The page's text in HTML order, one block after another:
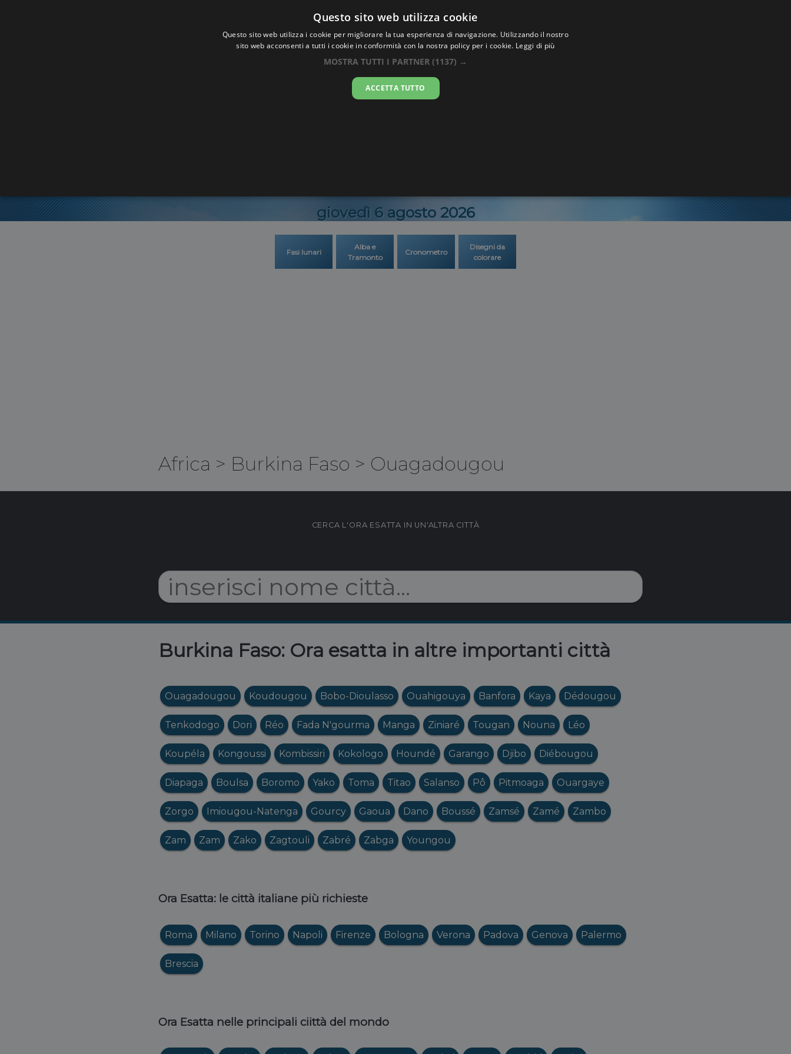
Oraesatta.co
Ora EsattaOuagadougou
giovedì 6 agosto 2026
Fasi lunari
Alba e
Tramonto
Cronometro
Disegni da
colorare
Africa > Burkina Faso > Ouagadougou
CERCA L'ORA ESATTA IN UN'ALTRA CITTÀ
Burkina Faso: Ora esatta in altre importanti città
Ouagadougou Koudougou Bobo-Dioulasso Ouahigouya Banfora Kaya Dédougou
Tenkodogo Dori Réo Fada N'gourma Manga Ziniaré Tougan Nouna Léo
Koupéla Kongoussi Kombissiri Kokologo Houndé Garango Djibo Diébougou
Diapaga Boulsa Boromo Yako Toma Titao Salanso Pô Pitmoaga Ouargaye
Zorgo Imiougou-Natenga Gourcy Gaoua Dano Boussé Zamsé Zamé Zambo
Zam Zam Zako Zagtouli Zabré Zabga Youngou
Ora Esatta: le città italiane più richieste
Roma Milano Torino Napoli Firenze Bologna Verona Padova Genova Palermo
Brescia
Ora Esatta nelle principali ciittà del mondo
Questo sito web utilizza cookie
Questo sito web utilizza i cookie per migliorare la tua esperienza di navigazione. Utilizzando il nostro
sito web acconsenti a tutti i cookie in conformità con la nostra policy per i cookie. Leggi di più
MOSTRA TUTTI I PARTNER (1137) →
ACCETTA TUTTO